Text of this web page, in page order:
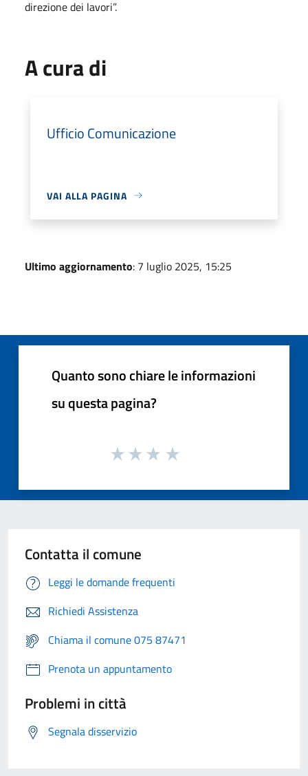
direzione dei lavori”.
A cura di
Ufficio Comunicazione
VAI ALLA PAGINA
Ultimo aggiornamento: 7 luglio 2025, 15:25
Quanto sono chiare le informazioni
su questa pagina?
Contatta il comune
Leggi le domande frequenti
Richiedi Assistenza
Chiama il comune 075 87471
Prenota un appuntamento
Problemi in città
Segnala disservizio